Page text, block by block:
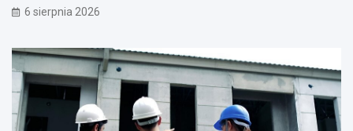
6 sierpnia 2026